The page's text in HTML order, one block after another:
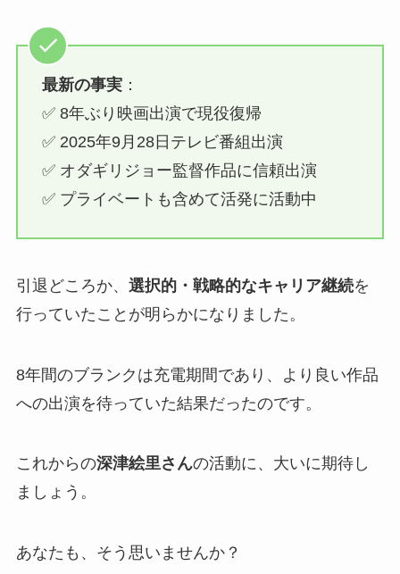
最新の事実：
✅ 8年ぶり映画出演で現役復帰
✅ 2025年9月28日テレビ番組出演
✅ オダギリジョー監督作品に信頼出演
✅ プライベートも含めて活発に活動中
引退どころか、 選択的・戦略的なキャリア継続を
行っていたことが明らかになりました。
8年間のブランクは充電期間であり、より良い作品
への出演を待っていた結果だったのです。
これからの深津絵里さんの活動に、大いに期待し
ましょう。
あなたも、そう思いませんか？